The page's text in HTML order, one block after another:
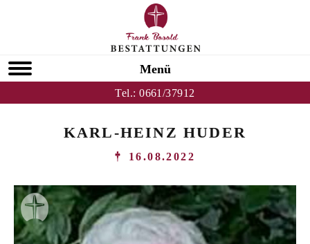
Menü
Tel.:0661/37912
KARL-HEINZ HUDER
16.08.2022